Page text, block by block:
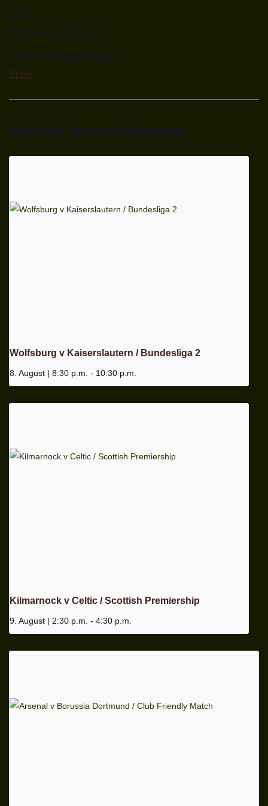
Zeit:
8:30 p.m. - 10:30 p.m.
Veranstaltungskategorie:
Sport
Related Veranstaltungen
Wolfsburg v Kaiserslautern / Bundesliga 2
8. August | 8:30 p.m. - 10:30 p.m.
Kilmarnock v Celtic / Scottish Premiership
9. August | 2:30 p.m. - 4:30 p.m.